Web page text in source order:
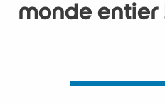
monde entier